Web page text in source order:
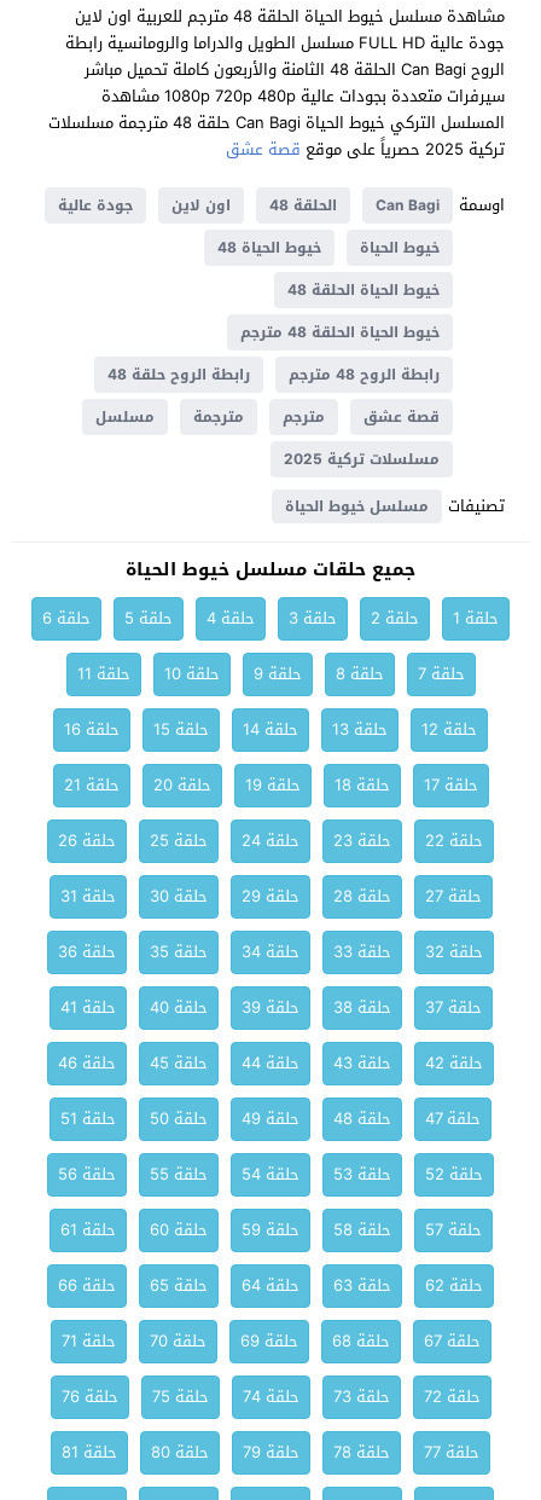
مشاهدة مسلسل خيوط الحياة الحلقة 48 مترجم للعربية اون لاين
جودة عالية FULL HD مسلسل الطويل والدراما والرومانسية رابطة
الروح Can Bagi الحلقة 48 الثامنة والأربعون كاملة تحميل مباشر
سيرفرات متعددة بجودات عالية 1080p 720p 480p مشاهدة
المسلسل التركي خيوط الحياة Can Bagi حلقة 48 مترجمة مسلسلات
تركية 2025 حصرياً على موقع
قصة عشق
اوسمة
Can Bagi الحلقة 48 اون لاين
جودة عالية
خيوط الحياة
خيوط الحياة 48
خيوط الحياة الحلقة 48
خيوط الحياة الحلقة 48 مترجم
رابطة الروح 48 مترجم
رابطة الروح حلقة 48
قصة عشق
مترجم مترجمة
مسلسل
مسلسلات تركية 2025
تصنيفات مسلسل خيوط الحياة
جميع حلقات مسلسل خيوط الحياة
حلقة 1 حلقة 2 حلقة 3 حلقة 4 حلقة 5
حلقة 6
حلقة 7
حلقة 8 حلقة 9 حلقة 10
حلقة 11
حلقة 12
حلقة 13 حلقة 14 حلقة 15
حلقة 16
حلقة 17
حلقة 18 حلقة 19 حلقة 20
حلقة 21
حلقة 22
حلقة 23 حلقة 24 حلقة 25
حلقة 26
حلقة 27
حلقة 28 حلقة 29 حلقة 30
حلقة 31
حلقة 32
حلقة 33 حلقة 34 حلقة 35
حلقة 36
حلقة 37
حلقة 38 حلقة 39 حلقة 40
حلقة 41
حلقة 42
حلقة 43 حلقة 44 حلقة 45
حلقة 46
حلقة 47
حلقة 48 حلقة 49 حلقة 50
حلقة 51
حلقة 52
حلقة 53 حلقة 54 حلقة 55
حلقة 56
حلقة 57
حلقة 58 حلقة 59 حلقة 60
حلقة 61
حلقة 62
حلقة 63 حلقة 64 حلقة 65
حلقة 66
حلقة 67
حلقة 68 حلقة 69 حلقة 70
حلقة 71
حلقة 72
حلقة 73 حلقة 74 حلقة 75
حلقة 76
حلقة 77
حلقة 78 حلقة 79 حلقة 80
حلقة 81